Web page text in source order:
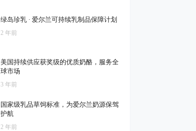
绿岛珍乳 · 爱尔兰可持续乳制品保障计划
2 年前
美国持续供应获奖级的优质奶酪，服务全
球市场
3 年前
国家级乳品草饲标准，为爱尔兰奶源保驾
护航
2 年前